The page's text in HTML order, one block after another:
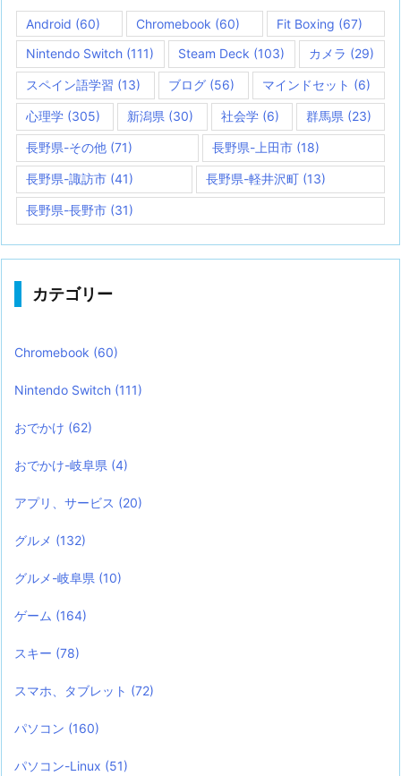
Android (60) Chromebook (60) Fit Boxing (67)
Nintendo Switch (111) Steam Deck (103) カメラ (29)
スペイン語学習 (13) ブログ (56) マインドセット (6)
心理学 (305) 新潟県 (30) 社会学(6) 群馬県 (23)
長野県-その他 (71) 長野県-上田市(18)
長野県-諏訪市 (41) 長野県-軽井沢町 (13)
長野県-長野市 (31)
カテゴリー
Chromebook (60)
Nintendo Switch (111)
おでかけ (62)
おでかけ-岐阜県 (4)
アプリ、サービス (20)
グルメ (132)
グルメ-岐阜県 (10)
ゲーム (164)
スキー (78)
スマホ、タブレット (72)
パソコン (160)
パソコン-Linux (51)